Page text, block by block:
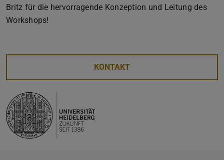
Britz für die hervorragende Konzeption und Leitung des
Workshops!
KONTAKT